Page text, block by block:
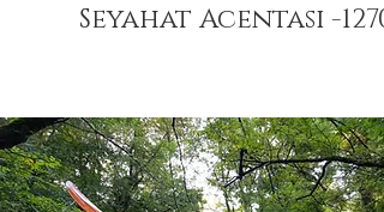
Seyahat Acentası -